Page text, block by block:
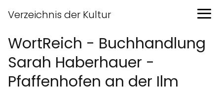
Verzeichnis der Kultur
WortReich - Buchhandlung
Sarah Haberhauer -
Pfaffenhofen an der Ilm